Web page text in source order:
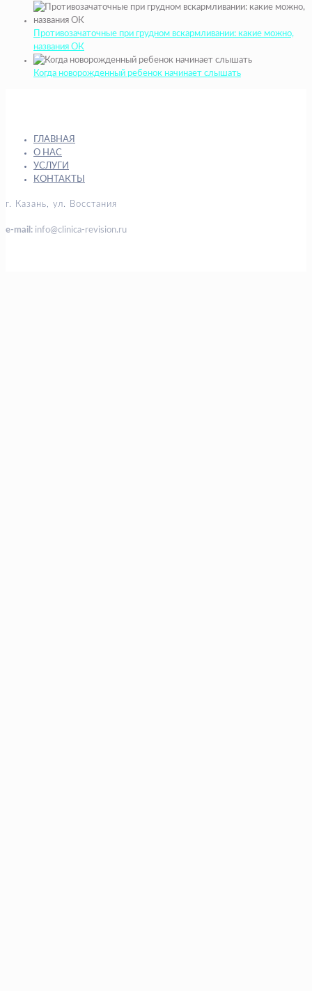
Противозачаточные при грудном вскармливании: какие можно,
названия ОК
Когда новорожденный ребенок начинает слышать
ГЛАВНАЯ
О НАС
УСЛУГИ
КОНТАКТЫ
г. Казань, ул. Восстания
e-mail: info@clinica-revision.ru